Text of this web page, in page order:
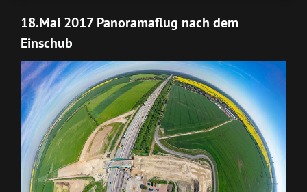
18.Mai 2017 Panoramaflug nach dem
Einschub